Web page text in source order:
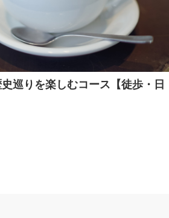
と神社仏閣めぐり～シェアサイク
巡りを楽しむコース【徒歩・日